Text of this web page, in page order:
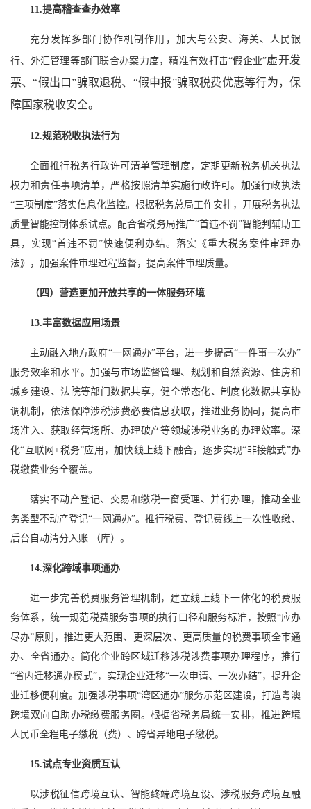
11.提高稽查查办效率
充分发挥多部门协作机制作用，加大与公安、海关、人民银
行、外汇管理等部门联合办案力度，精准有效打击“假企业”虚开发
票、“假出口”骗取退税、“假申报”骗取税费优惠等行为，保
障国家税收安全。
12.规范税收执法行为
全面推行税务行政许可清单管理制度，定期更新税务机关执法
权力和责任事项清单，严格按照清单实施行政许可。加强行政执法
“三项制度”落实信息化监控。根据税务总局工作安排，开展税务执法
质量智能控制体系试点。配合省税务局推广“首违不罚”智能判辅助工
具，实现“首违不罚”快速便利办结。落实《重大税务案件审理办
法》，加强案件审理过程监督，提高案件审理质量。
（四）营造更加开放共享的一体服务环境
13.丰富数据应用场景
主动融入地方政府“一网通办”平台，进一步提高“一件事一次办”
服务效率和水平。加强与市场监督管理、规划和自然资源、住房和
城乡建设、法院等部门数据共享，健全常态化、制度化数据共享协
调机制，依法保障涉税涉费必要信息获取，推进业务协同，提高市
场准入、获取经营场所、办理破产等领域涉税业务的办理效率。深
化“互联网+税务”应用，加快线上线下融合，逐步实现“非接触式”办
税缴费业务全覆盖。
落实不动产登记、交易和缴税一窗受理、并行办理，推动全业
务类型不动产登记“一网通办”。推行税费、登记费线上一次性收缴、
后台自动清分入账 （库）。
14.深化跨域事项通办
进一步完善税费服务管理机制，建立线上线下一体化的税费服
务体系，统一规范税费服务事项的执行口径和服务标准，按照“应办
尽办”原则，推进更大范围、更深层次、更高质量的税费事项全市通
办、全省通办。简化企业跨区域迁移涉税涉费事项办理程序，推行
“省内迁移通办模式”，实现企业迁移“一次申请、一次办结”，提升企
业迁移便利度。加强涉税事项“湾区通办”服务示范区建设，打造粤澳
跨境双向自助办税缴费服务圈。根据省税务局统一安排，推进跨境
人民币全程电子缴税（费）、跨省异地电子缴税。
15.试点专业资质互认
以涉税征信跨境互认、智能终端跨境互设、涉税服务跨境互融